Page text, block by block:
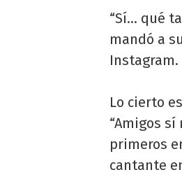
“Sí… qué
mandó a
Instagram.
Lo cierto
“Amigos
primeros
cantante